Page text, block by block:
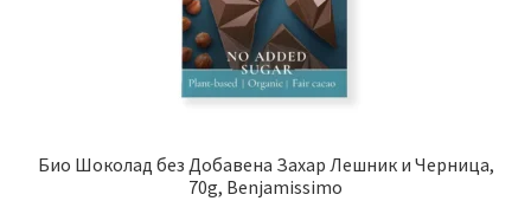
Био Шоколад без Добавена Захар Лешник и Черница,
70g, Benjamissimo